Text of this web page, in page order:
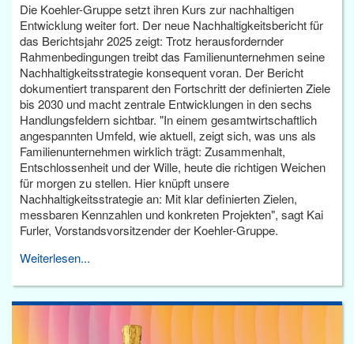
Die Koehler-Gruppe setzt ihren Kurs zur nachhaltigen
Entwicklung weiter fort. Der neue Nachhaltigkeitsbericht für
das Berichtsjahr 2025 zeigt: Trotz herausfordernder
Rahmenbedingungen treibt das Familienunternehmen seine
Nachhaltigkeitsstrategie konsequent voran. Der Bericht
dokumentiert transparent den Fortschritt der definierten Ziele
bis 2030 und macht zentrale Entwicklungen in den sechs
Handlungsfeldern sichtbar. "In einem gesamtwirtschaftlich
angespannten Umfeld, wie aktuell, zeigt sich, was uns als
Familienunternehmen wirklich trägt: Zusammenhalt,
Entschlossenheit und der Wille, heute die richtigen Weichen
für morgen zu stellen. Hier knüpft unsere
Nachhaltigkeitsstrategie an: Mit klar definierten Zielen,
messbaren Kennzahlen und konkreten Projekten", sagt Kai
Furler, Vorstandsvorsitzender der Koehler-Gruppe.
Weiterlesen...